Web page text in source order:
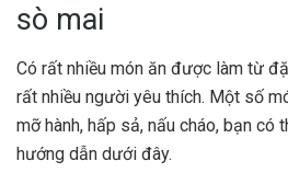
sò mai
Có rất nhiều món ăn được làm từ
rất nhiều người yêu thích. Một số
mỡ hành, hấp sả, nấu cháo, bạn có
hướng dẫn dưới đây.